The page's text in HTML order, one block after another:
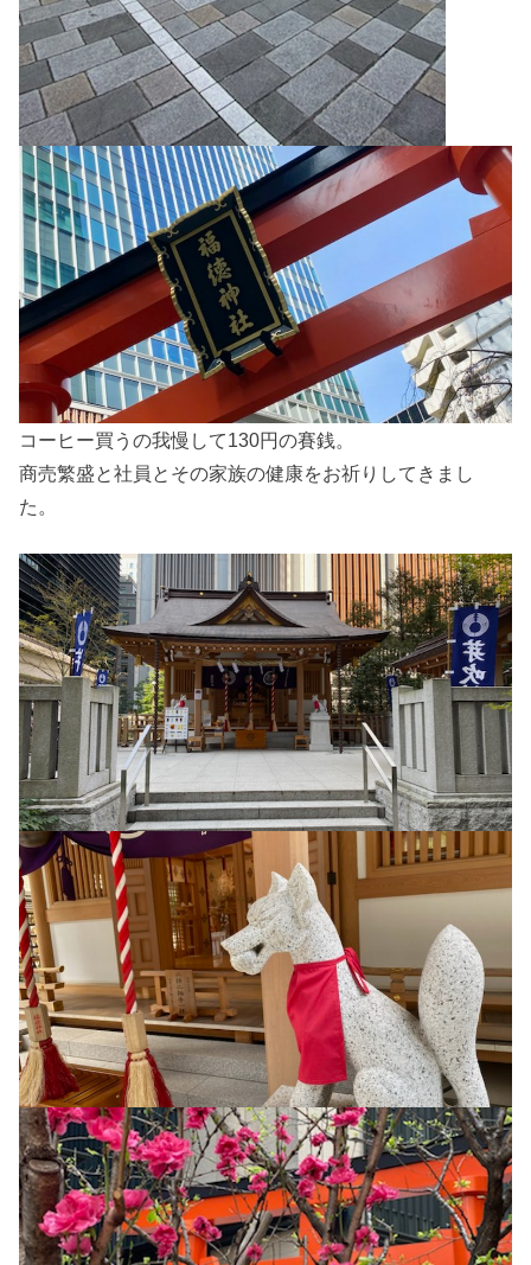
コーヒー買うの我慢して130円の賽銭。
商売繁盛と社員とその家族の健康をお祈りしてきまし
た。